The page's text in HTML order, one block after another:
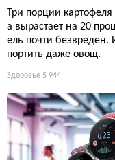
Три порции
а вырастает на 20
ель почти безвреден.
портить даже овощ.
Здоровье 5 944